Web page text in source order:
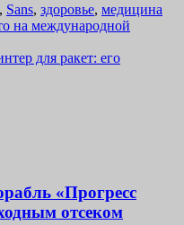
, Sans, здоровье, медицина
на международной
для ракет: его
«Прогресс
отсеком